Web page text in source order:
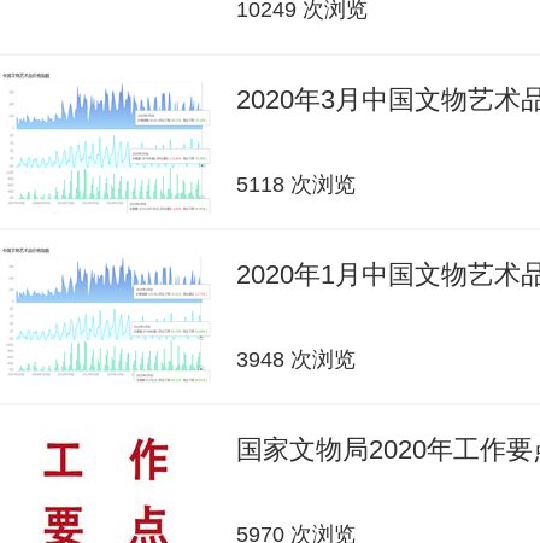
10249 次浏览
2020年3月中国文物艺术
5118 次浏览
2020年1月中国文物艺术
3948 次浏览
国家文物局2020年工作要
5970 次浏览